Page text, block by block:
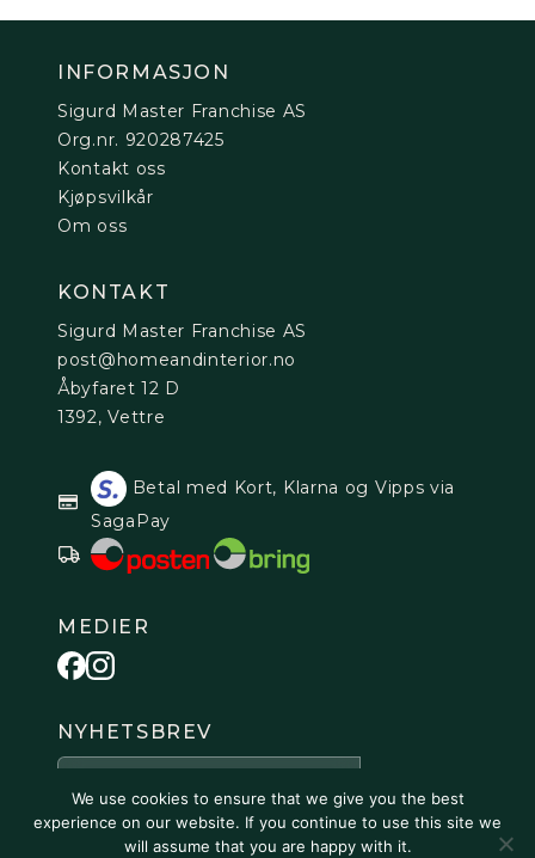
INFORMASJON
Sigurd Master Franchise AS
Org.nr. 920287425
Kontakt oss
Kjøpsvilkår
Om oss
KONTAKT
Sigurd Master Franchise AS
post@homeandinterior.no
Åbyfaret 12 D
1392, Vettre
Betal med Kort, Klarna og Vipps via
SagaPay
MEDIER
NYHETSBREV
We use cookies to ensure that we give you the best
experience on our website. If you continue to use this site we
will assume that you are happy with it.